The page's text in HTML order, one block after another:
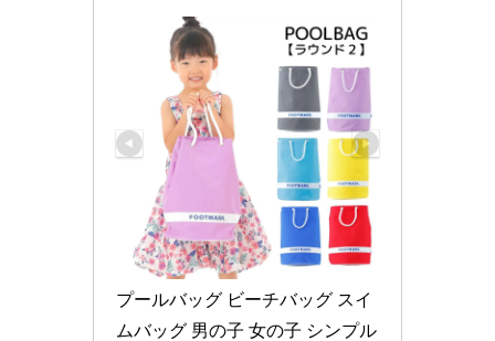
プールバッグ ビーチバッグ スイ
ムバッグ 男の子 女の子 シンプル